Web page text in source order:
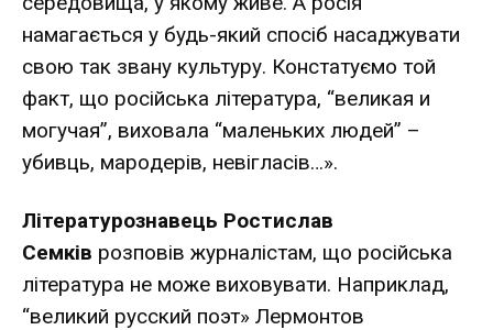
намагається у будь-який спосіб насаджувати
свою так звану культуру. Кон­статуємо той
факт, що російська література, “великая и
могучая”, виховала “маленьких людей” –
убивць, маро­дерів, невігласів…».
Літературознавець Ростислав
Семків розповів журна­лістам, що російська
література не може виховувати. На­приклад,
“великий русский поэт» Лермонтов